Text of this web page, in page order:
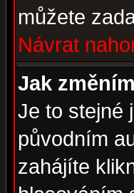
můžete
Návrat
Jak
Je to stejné
původním
zahájíte